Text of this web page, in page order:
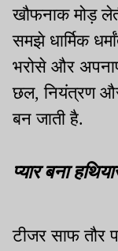
खौफनाक मोड़
समझे धार्मिक
भरोसे और
छल, नियंत्रण और
बन जाती है.
प्यार बना
टीजर साफ तौर